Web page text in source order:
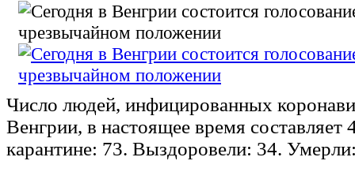
Число людей, инфицированных
Венгрии, в настоящее время составляет
карантине: 73. Выздоровели: 34.